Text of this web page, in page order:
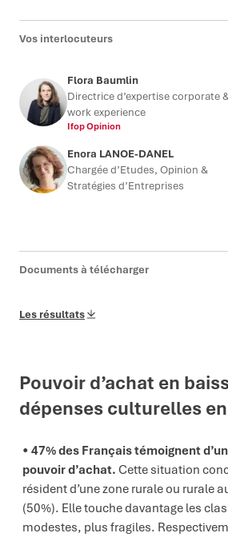
Vos interlocuteurs
Flora Baumlin
Directrice d’expertise corporate
work experience
Ifop Opinion
Enora LANOE-DANEL
Chargée d’Etudes, Opinion &
Stratégies d’Entreprises
Documents à télécharger
Les résultats
Pouvoir d’achat en
dépenses culturelles
47% des Français témoignent
pouvoir d’achat. Cette situation
résident d’une zone rurale ou rurale
(50%). Elle touche davantage les
modestes, plus fragiles.